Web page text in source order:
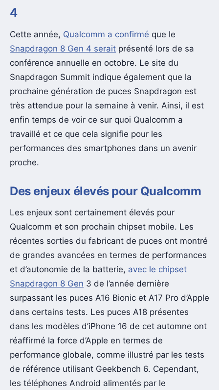
4
Cette année, Qualcomm a confirmé que le
Snapdragon 8 Gen 4 serait présenté lors de sa
conférence annuelle en octobre. Le site du
Snapdragon Summit indique également que la
prochaine génération de puces Snapdragon est
très attendue pour la semaine à venir. Ainsi, il est
enfin temps de voir ce sur quoi Qualcomm a
travaillé et ce que cela signifie pour les
performances des smartphones dans un avenir
proche.
Des enjeux élevés pour Qualcomm
Les enjeux sont certainement élevés pour
Qualcomm et son prochain chipset mobile. Les
récentes sorties du fabricant de puces ont montré
de grandes avancées en termes de performances
et d’autonomie de la batterie, avec le chipset
Snapdragon 8 Gen 3 de l’année dernière
surpassant les puces A16 Bionic et A17 Pro d’Apple
dans certains tests. Les puces A18 présentes
dans les modèles d’iPhone 16 de cet automne ont
réaffirmé la force d’Apple en termes de
performance globale, comme illustré par les tests
de référence utilisant Geekbench 6. Cependant,
les téléphones Android alimentés par le